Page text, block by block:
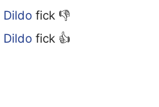
Dildo fick 👎
Dildo fick 👍